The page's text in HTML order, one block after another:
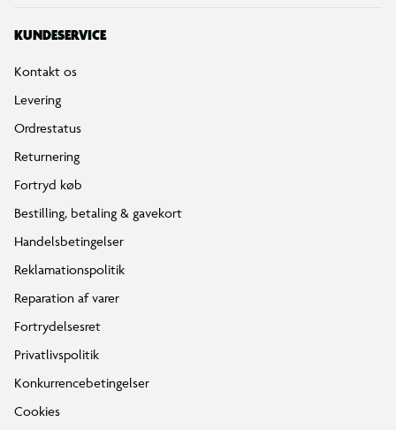
KUNDESERVICE
Kontakt os
Levering
Ordrestatus
Returnering
Fortryd køb
Bestilling, betaling & gavekort
Handelsbetingelser
Reklamationspolitik
Reparation af varer
Fortrydelsesret
Privatlivspolitik
Konkurrencebetingelser
Cookies